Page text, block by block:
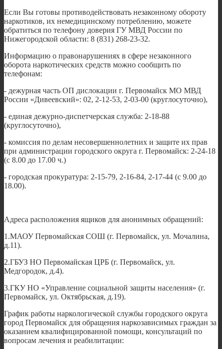
Если Вы готовы противодействовать незаконному обороту
наркотиков, их немедицинскому потреблению, можете
обратиться по телефону доверия ГУ МВД России по
Нижегородской области: 8 (831) 268-23-32.
Информацию о правонарушениях в сфере незаконного
оборота наркотических средств можно сообщить по
телефонам:
- дежурная часть ОП дислокации г. Первомайск МО МВД
России «Дивеевский»: 02, 2-12-53, 2-03-00 (круглосуточно),
- единая дежурно-диспетчерская служба: 2-18-88
(круглосуточно),
- комиссия по делам несовершеннолетних и защите их прав
при администрации городского округа г. Первомайск: 2-24-18
(с 8.00 до 17.00 ч.)
- городская прокуратура: 2-15-79, 2-16-84, 2-17-44 (с 9.00 до
18.00).
Адреса расположения ящиков для анонимных обращений:
1.МАОУ Первомайская СОШ (г. Первомайск, ул. Мочалина,
д.11).
2.ГБУЗ НО Первомайская ЦРБ (г. Первомайск, ул.
Медгородок, д.4).
3.ГКУ НО «Управление социальной защиты населения» (г.
Первомайск, ул. Октябрьская, д.19).
График работы наркологической службы городского округа
город Первомайск для обращения наркозависимых граждан за
оказанием квалифицированной помощи, консультаций по
вопросам лечения и реабилитации: